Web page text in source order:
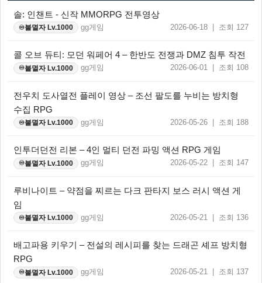
솔: 인챈트 - 신작 MMORPG 전투영상
♾️불멸자 Lv.1000 gg게임 2026-06-18 | 조회 127
콜 오브 듀티: 모던 워페어 4 – 한반도 전쟁과 DMZ 침투 작전
♾️불멸자 Lv.1000 gg게임 2026-06-01 | 조회 108
전우치 도사열전 플레이 영상 – 조선 팔도를 누비는 방치형
수집 RPG
♾️불멸자 Lv.1000 gg게임 2026-05-26 | 조회 188
인투더던전 리본 – 4인 멀티 던전 파밍 액션 RPG 게임
♾️불멸자 Lv.1000 gg게임 2026-05-22 | 조회 147
루비나이트 – 약점을 찌르는 다크 판타지 보스 러시 액션 게
임
♾️불멸자 Lv.1000 gg게임 2026-05-21 | 조회 136
배고파용 키우기 – 전설의 레시피를 찾는 드래곤 셰프 방치형
RPG
♾️불멸자 Lv.1000 gg게임 2026-05-21 | 조회 137